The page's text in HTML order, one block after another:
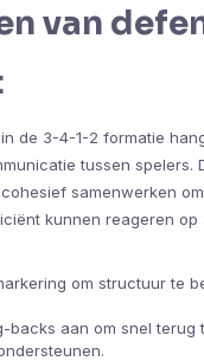
van
de 3-4-1-2 formatie
tussen spelers.
samenwerken
kunnen reageren op
om structuur te
backs aan om snel terug